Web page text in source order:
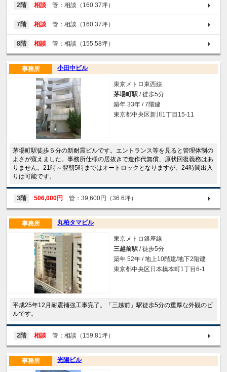
2階 相談 管：相談（160.37坪）
7階 相談 管：相談（160.37坪）
8階 相談 管：相談（155.58坪）
小田中ビル
事務所
東京メトロ東西線
茅場町駅 / 徒歩5分
築年 33年 / 7階建
東京都中央区新川1丁目15-11
茅場町駅徒歩５分の新耐震ビルです。エントランス等を見ると管理体制の
よさが窺えました。事務所仕様の居抜きで造作代無償、原状回復義務はあ
りません。21時～翌朝5時まではオートロックとなりますが、24時間出入
りは可能です。
3階 506,000円 管：39,600円（36.6坪）
丸柏タマビル
事務所
東京メトロ銀座線
三越前駅 / 徒歩5分
築年 52年 / 地上10階建/地下2階建
東京都中央区日本橋本町1丁目6-1
平成25年12月耐震補強工事完了。「三越前」駅徒歩5分の重厚な外観のビ
ルです。
2階 相談 管：相談（159.81坪）
光陽ビル
事務所